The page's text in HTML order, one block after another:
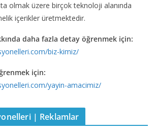
olmak üzere birçok teknoloji alanında
içerikler üretmektedir.
daha fazla detay öğrenmek için:
biz-kimiz/
için:
yayin-amacimiz/
| Reklamlar